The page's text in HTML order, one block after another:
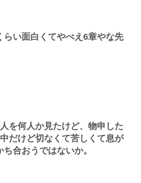
い面白くてやべえ6章やな先
を何人か見たけど、物申した
だけど切なくて苦しくて息が
合おうではないか。